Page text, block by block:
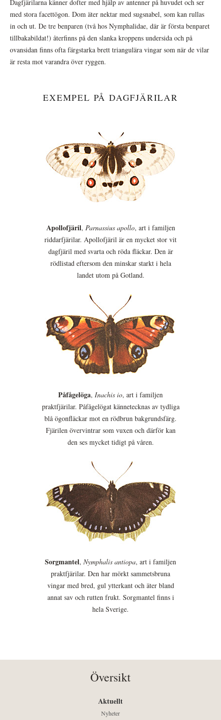
Dagfjärilarna känner dofter med hjälp av antenner på huvudet och ser
med stora facettögon. Dom äter nektar med sugsnabel, som kan rullas
in och ut. De tre benparen (två hos Nymphalidae, där är första benparet
tillbakabildat!) återfinns på den slanka kroppens undersida och på
ovansidan finns ofta färgstarka brett triangulära vingar som när de vilar
är resta mot varandra över ryggen.
EXEMPEL PÅ DAGFJÄRILAR
Apollofjäril, Parnassius apollo, art i familjen
riddarfjärilar. Apollofjäril är en mycket stor vit
dagfjäril med svarta och röda fläckar. Den är
rödlistad eftersom den minskar starkt i hela
landet utom på Gotland.
Påfågelöga, Inachis io, art i familjen
praktfjärilar. Påfågelögat kännetecknas av tydliga
blå ögonfläckar mot en rödbrun bakgrundsfärg.
Fjärilen övervintrar som vuxen och därför kan
den ses mycket tidigt på våren.
Sorgmantel, Nymphalis antiopa, art i familjen
praktfjärilar. Den har mörkt sammetsbruna
vingar med bred, gul ytterkant och äter bland
annat sav och rutten frukt. Sorgmantel finns i
hela Sverige.
Översikt
Aktuellt
Nyheter